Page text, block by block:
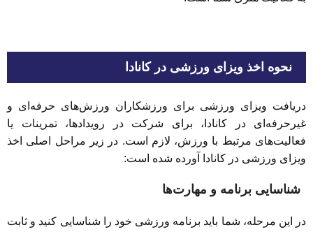
نحوه اخذ ویزای ورزشی در کانادا
دریافت ویزای ورزشی برای ورزشکاران ورزش‌های حرفه‌ای و
غیرحرفه‌ای در کانادا، برای شرکت در رویدادها، تمرینات یا
فعالیت‌های مرتبط با ورزش، لازم است. در زیر مراحل اصلی اخذ
ویزای ورزشی در کانادا آورده شده است:
شناسایی برنامه و مهارت‌ها
در این مرحله، شما باید برنامه ورزشی خود را شناسایی کنید و ثابت